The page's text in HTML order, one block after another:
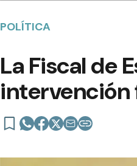
POLÍTICA
La Fiscal de
intervención